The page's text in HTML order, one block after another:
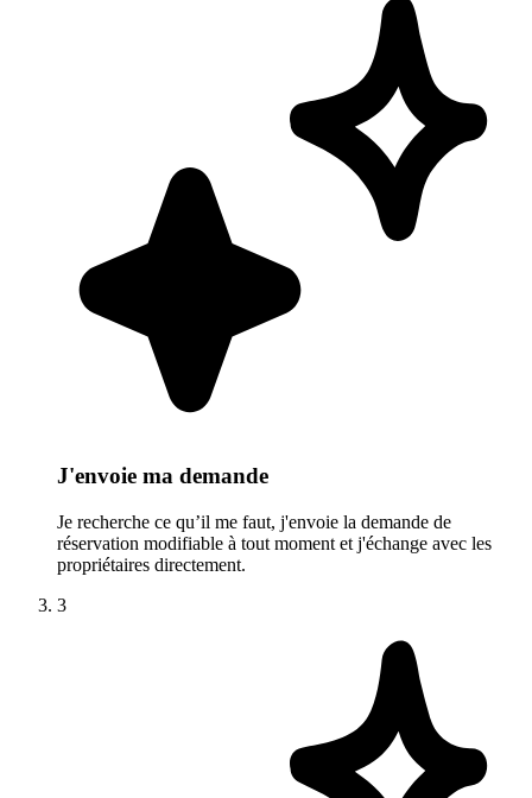
J'envoie ma demande
Je recherche ce qu’il me faut, j'envoie la demande de
réservation modifiable à tout moment et j'échange avec les
propriétaires directement.
3